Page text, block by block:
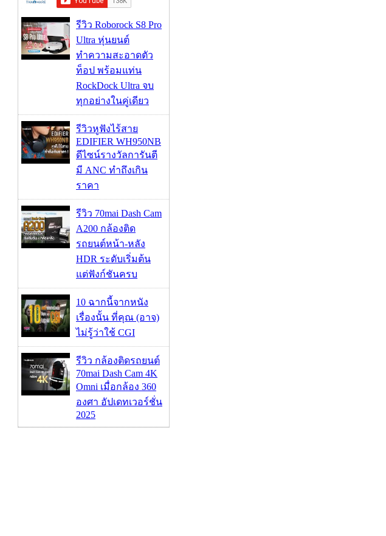
รีวิว Roborock S8 Pro
Ultra หุ่นยนต์
ทำความสะอาดตัว
ท็อป พร้อมแท่น
RockDock Ultra จบ
ทุกอย่างในคู่เดียว
รีวิวหูฟังไร้สาย
EDIFIER WH950NB
ดีไซน์รางวัลการันตี
มี ANC ทำถึงเกิน
ราคา
รีวิว 70mai Dash Cam
A200 กล้องติด
รถยนต์หน้า-หลัง
HDR ระดับเริ่มต้น
แต่ฟังก์ชันครบ
10 ฉากนี้จากหนัง
เรื่องนั้น ที่คุณ (อาจ)
ไม่รู้ว่าใช้ CGI
รีวิว กล้องติดรถยนต์
70mai Dash Cam 4K
Omni เมื่อกล้อง 360
องศา อัปเดทเวอร์ชั่น
2025